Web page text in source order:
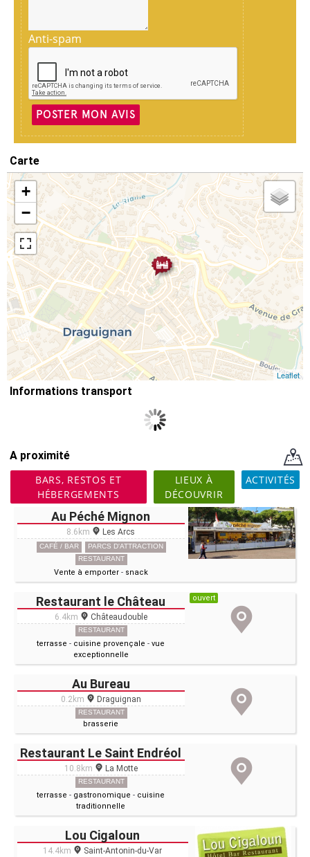
Anti-spam
POSTER MON AVIS
Carte
+
−
Leaflet
Informations transport
A proximité
BARS, RESTOS ET
HÉBERGEMENTS
LIEUX À
DÉCOUVRIR
ACTIVITÉS
Au Péché Mignon
8.6km Les Arcs
CAFÉ / BAR
PARCS D'ATTRACTION
RESTAURANT
Vente à emporter - snack
Restaurant le Château
6.4km Châteaudouble
RESTAURANT
terrasse - cuisine provençale -vue
exceptionnelle
ouvert
Au Bureau
0.2km Draguignan
RESTAURANT
brasserie
Restaurant Le Saint Endréol
10.8km La Motte
RESTAURANT
terrasse - gastronomique - cuisine
traditionnelle
Lou Cigaloun
14.4km Saint-Antonin-du-Var